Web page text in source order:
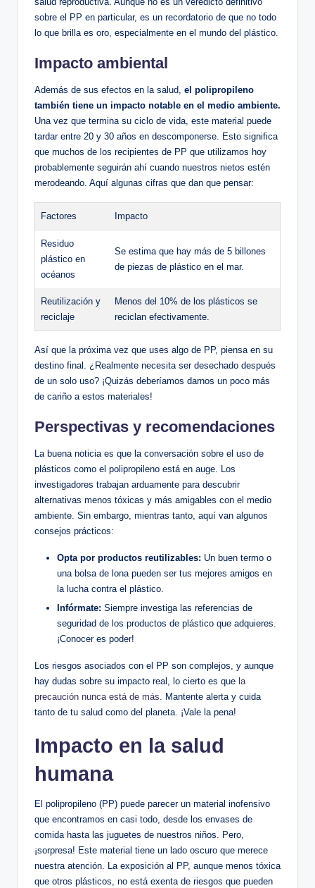
sobre el PP en particular, es un recordatorio de que no todo
lo que brilla es oro, especialmente en el mundo del plástico.
Impacto ambiental
Además de sus efectos en la salud, el polipropileno
también tiene un impacto notable en el medio ambiente.
Una vez que termina su ciclo de vida, este material puede
tardar entre 20 y 30 años en descomponerse. Esto significa
que muchos de los recipientes de PP que utilizamos hoy
probablemente seguirán ahí cuando nuestros nietos estén
merodeando. Aquí algunas cifras que dan que pensar:
Factores Impacto
Residuo
plástico en
océanos
Se estima que hay más de 5 billones
de piezas de plástico en el mar.
Reutilización y
reciclaje
Menos del 10% de los plásticos se
reciclan efectivamente.
Así que la próxima vez que uses algo de PP, piensa en su
destino final. ¿Realmente necesita ser desechado después
de un solo uso? ¡Quizás deberíamos darnos un poco más
de cariño a estos materiales!
Perspectivas y recomendaciones
La buena noticia es que la conversación sobre el uso de
plásticos como el polipropileno está en auge. Los
investigadores trabajan arduamente para descubrir
alternativas menos tóxicas y más amigables con el medio
ambiente. Sin embargo, mientras tanto, aquí van algunos
consejos prácticos:
Opta por productos reutilizables: Un buen termo o
una bolsa de lona pueden ser tus mejores amigos en
la lucha contra el plástico.
Infórmate: Siempre investiga las referencias de
seguridad de los productos de plástico que adquieres.
¡Conocer es poder!
Los riesgos asociados con el PP son complejos, y aunque
hay dudas sobre su impacto real, lo cierto es que la
precaución nunca está de más. Mantente alerta y cuida
tanto de tu salud como del planeta. ¡Vale la pena!
Impacto en la salud
humana
El polipropileno (PP) puede parecer un material inofensivo
que encontramos en casi todo, desde los envases de
comida hasta las juguetes de nuestros niños. Pero,
¡sorpresa! Este material tiene un lado oscuro que merece
nuestra atención. La exposición al PP, aunque menos tóxica
que otros plásticos, no está exenta de riesgos que pueden